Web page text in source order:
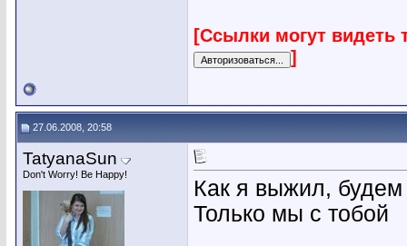
[Ссылки могут видеть
]
27.06.2008, 20:58
TatyanaSun
Don't Worry! Be Happy!
Как я выжил, будем
Только мы с тобой